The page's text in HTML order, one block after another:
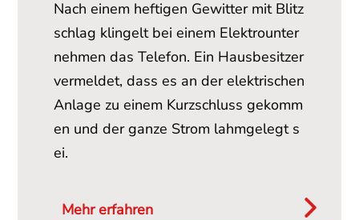
Nach einem heftigen Gewitter mit Blitz
schlag klingelt bei einem Elektrounter
nehmen das Telefon. Ein Hausbesitzer
vermeldet, dass es an der elektrischen
Anlage zu einem Kurzschluss gekomm
en und der ganze Strom lahmgelegt s
ei.
Mehr erfahren